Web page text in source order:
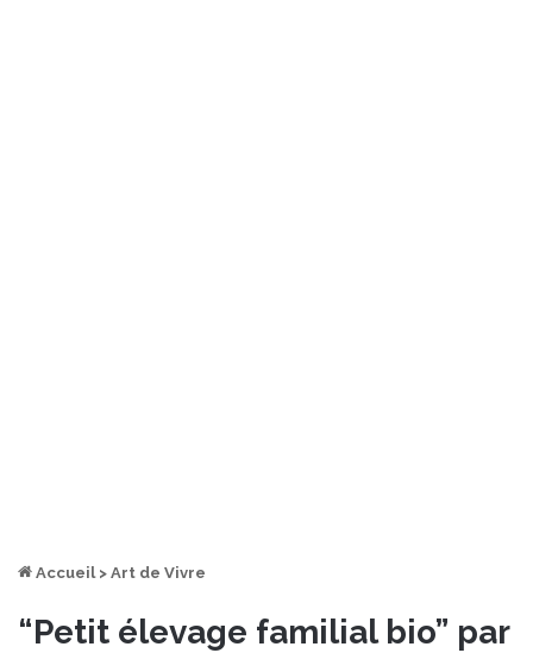
Accueil > Art de Vivre
“Petit élevage familial bio” par